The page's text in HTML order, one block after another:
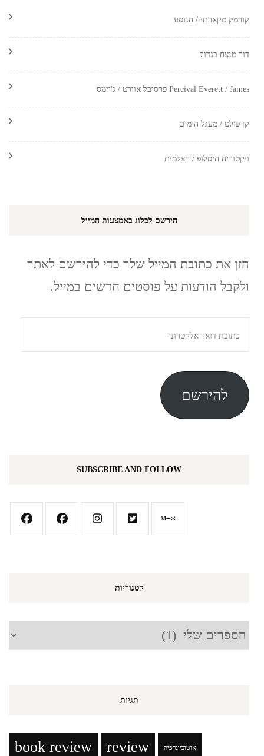
קורמק מקארתי / הנוסע
דור מנצח בגדול
Percival Everett / James פרסיבל אוורט / ג'יימס
קן פולט / מעגל הימים
ויקטוריה היסלופ / הצלמית
הירשם לבלוג באמצעות המייל
הזן את כתובת המייל שלך כדי להירשם לאתר
ולקבל הודעות על פוסטים חדשים במייל.
דואר
אלקטרוני
להירשם
SUBSCRIBE AND FOLLOW
קטגוריות
קטגוריות
תגיות
book review review אוטוביוגרפיה